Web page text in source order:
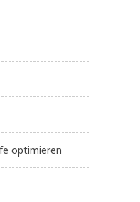
optimieren